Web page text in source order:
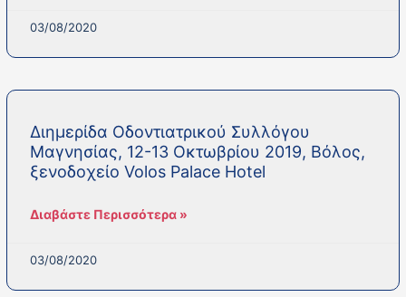
03/08/2020
Διημερίδα Οδοντιατρικού Συλλόγου
Μαγνησίας, 12-13 Οκτωβρίου 2019, Βόλος,
ξενοδοχείο Volos Palace Hotel
Διαβάστε Περισσότερα »
03/08/2020